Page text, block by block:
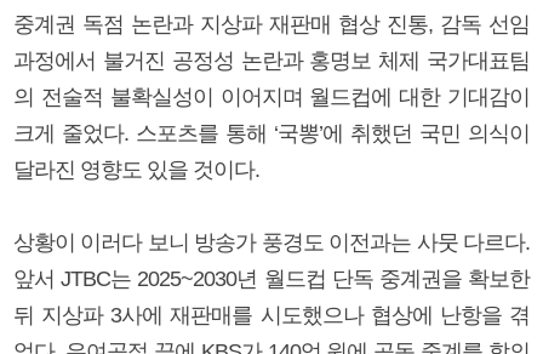
중계권 독점 논란과 지상파 재판매 협상 진통, 감독 선임
과정에서 불거진 공정성 논란과 홍명보 체제 국가대표팀
의 전술적 불확실성이 이어지며 월드컵에 대한 기대감이
크게 줄었다. 스포츠를 통해 ‘국뽕’에 취했던 국민 의식이
달라진 영향도 있을 것이다.
상황이 이러다 보니 방송가 풍경도 이전과는 사뭇 다르다.
앞서 JTBC는 2025~2030년 월드컵 단독 중계권을 확보한
뒤 지상파 3사에 재판매를 시도했으나 협상에 난항을 겪